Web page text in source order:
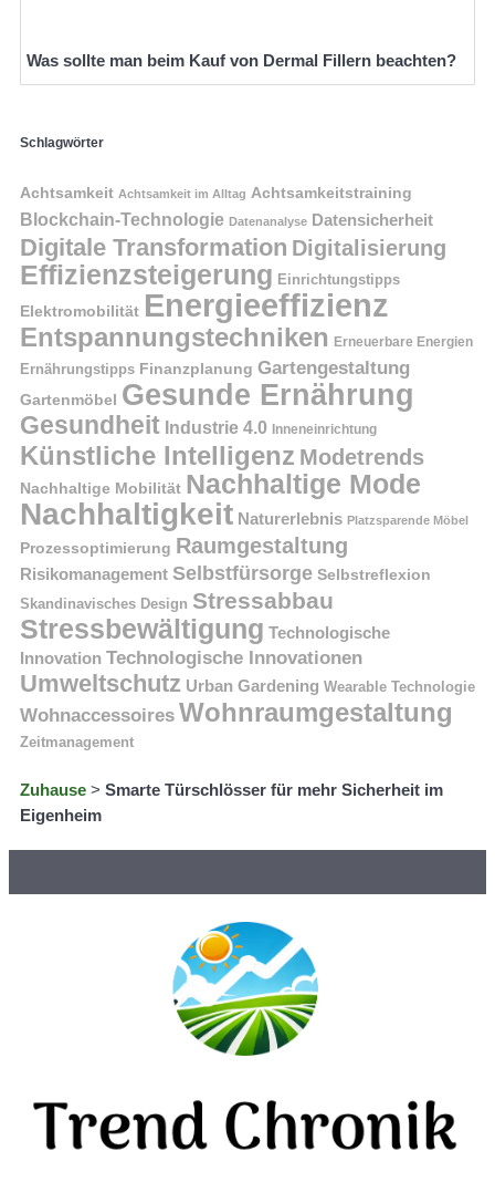
Was sollte man beim Kauf von Dermal Fillern beachten?
Schlagwörter
Achtsamkeit Achtsamkeit im Alltag Achtsamkeitstraining
Blockchain-Technologie Datenanalyse Datensicherheit
Digitale Transformation Digitalisierung
Effizienzsteigerung Einrichtungstipps
Elektromobilität Energieeffizienz
Entspannungstechniken Erneuerbare Energien
Ernährungstipps Finanzplanung Gartengestaltung
Gartenmöbel Gesunde Ernährung
Gesundheit Industrie 4.0 Inneneinrichtung
Künstliche Intelligenz Modetrends
Nachhaltige Mobilität Nachhaltige Mode
Nachhaltigkeit Naturerlebnis Platzsparende Möbel
Prozessoptimierung Raumgestaltung
Risikomanagement Selbstfürsorge Selbstreflexion
Skandinavisches Design Stressabbau
Stressbewältigung Technologische
Innovation Technologische Innovationen
Umweltschutz Urban Gardening Wearable Technologie
Wohnaccessoires Wohnraumgestaltung
Zeitmanagement
Zuhause > Smarte Türschlösser für mehr Sicherheit im
Eigenheim